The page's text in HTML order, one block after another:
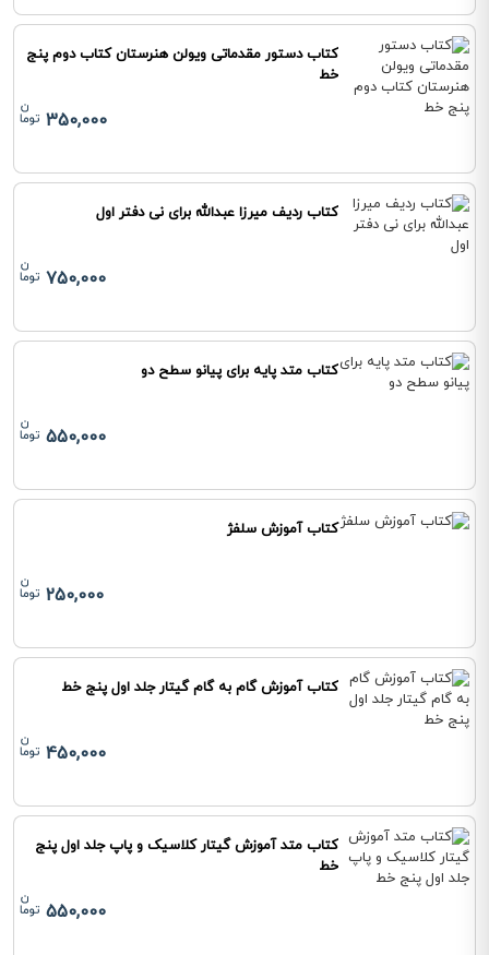
کتاب دستور مقدماتی ویولن هنرستان کتاب دوم پنج
خط
350,000
کتاب ردیف میرزا عبدالله برای نی دفتر اول
750,000
کتاب متد پایه برای پیانو سطح دو
550,000
کتاب آموزش سلفژ
250,000
کتاب آموزش گام به گام گیتار جلد اول پنج خط
450,000
کتاب متد آموزش گیتار کلاسیک و پاپ جلد اول پنج
خط
550,000